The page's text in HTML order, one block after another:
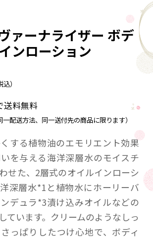
ーナライザー ボデ
ンローション
込）
送料無料
配送方法、同一送付先の商品に限ります）
する植物油のエモリエント効果
を与える海洋深層水のモイスチ
せた、2層式のオイルインローシ
深層水*1と植物水にホーリーバ
デュラ*3漬け込みオイルなどの
ています。クリームのようなしっ
っぱりしたつけ心地で、ボディ